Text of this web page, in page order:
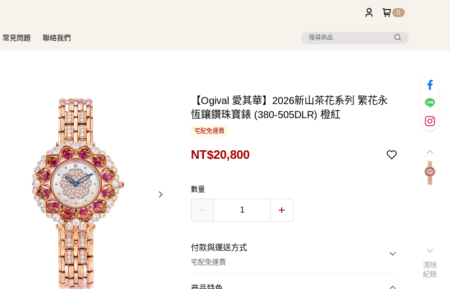
0
常見問題 聯絡我們
【Ogival 愛其華】2026新山茶花系列 繁花永
恆鑲鑽珠寶錶 (380-505DLR) 橙紅
宅配免運費
NT$20,800
數量
付款與運送方式
宅配免運費
清除
紀錄